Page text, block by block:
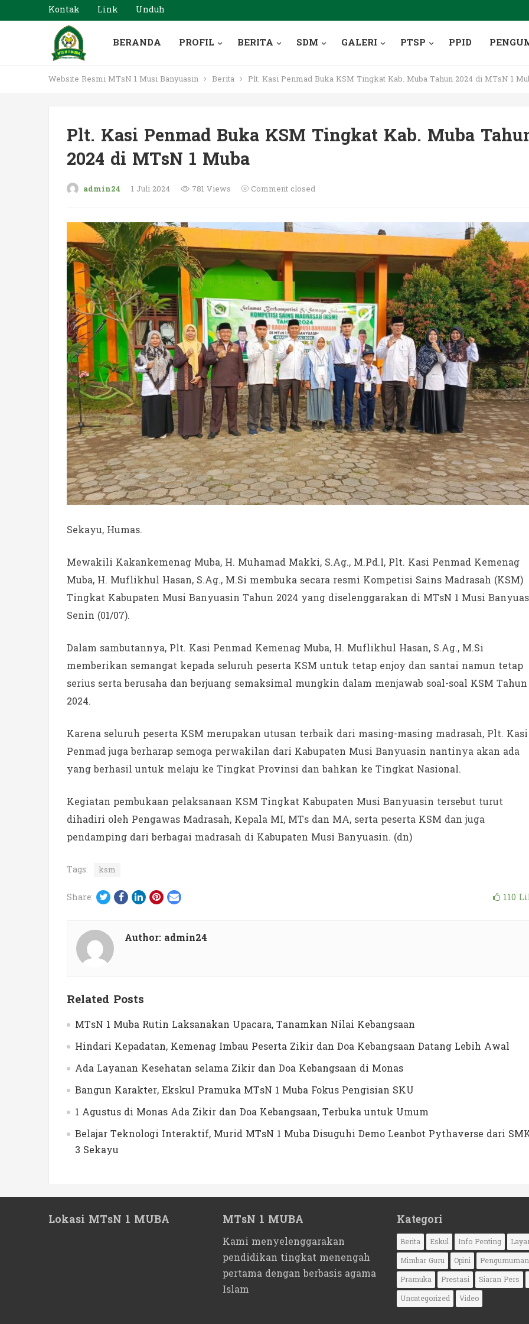
Kontak Link Unduh
BERANDA PROFIL BERITA SDM GALERI PTSP PPID
Website Resmi MTsN 1 Musi Banyuasin Berita Plt. Kasi Penmad Buka KSM Tingkat Kab. Muba Tahun 2024 di MTsN 1
Plt. Kasi Penmad Buka KSM Tingkat Kab. Muba
2024 di MTsN 1 Muba
admin24 1 Juli 2024 781 Views Comment closed
Sekayu, Humas.
Mewakili Kakankemenag Muba, H. Muhamad Makki, S.Ag., M.Pd.I, Plt. Kasi Penmad Kemenag
Muba, H. Muflikhul Hasan, S.Ag., M.Si membuka secara resmi Kompetisi Sains Madrasah (KSM)
Tingkat Kabupaten Musi Banyuasin Tahun 2024 yang diselenggarakan di MTsN 1 Musi
Senin (01/07).
Dalam sambutannya, Plt. Kasi Penmad Kemenag Muba, H. Muflikhul Hasan, S.Ag., M.Si
memberikan semangat kepada seluruh peserta KSM untuk tetap enjoy dan santai namun tetap
serius serta berusaha dan berjuang semaksimal mungkin dalam menjawab soal-soal KSM Tahun
2024.
Karena seluruh peserta KSM merupakan utusan terbaik dari masing-masing madrasah, Plt. Kasi
Penmad juga berharap semoga perwakilan dari Kabupaten Musi Banyuasin nantinya akan ada
yang berhasil untuk melaju ke Tingkat Provinsi dan bahkan ke Tingkat Nasional.
Kegiatan pembukaan pelaksanaan KSM Tingkat Kabupaten Musi Banyuasin tersebut turut
dihadiri oleh Pengawas Madrasah, Kepala MI, MTs dan MA, serta peserta KSM dan juga
pendamping dari berbagai madrasah di Kabupaten Musi Banyuasin. (dn)
Tags: ksm
Share: Twitter
Facebook
LinkedIn
Pinterest
Email 110
Author: admin24
Related Posts
MTsN 1 Muba Rutin Laksanakan Upacara, Tanamkan Nilai Kebangsaan
Hindari Kepadatan, Kemenag Imbau Peserta Zikir dan Doa Kebangsaan Datang Lebih Awal
Ada Layanan Kesehatan selama Zikir dan Doa Kebangsaan di Monas
Bangun Karakter, Ekskul Pramuka MTsN 1 Muba Fokus Pengisian SKU
1 Agustus di Monas Ada Zikir dan Doa Kebangsaan, Terbuka untuk Umum
Belajar Teknologi Interaktif, Murid MTsN 1 Muba Disuguhi Demo Leanbot Pythaverse dari
3 Sekayu
Lokasi MTsN 1 MUBA MTsN 1 MUBA
Kami menyelenggarakan
pendidikan tingkat menengah
pertama dengan berbasis agama
Islam
Kategori
Berita Eskul Info Penting
Mimbar Guru
Opini
Pengumuman
Pramuka
Prestasi
Siaran Pers
Uncategorized
Video